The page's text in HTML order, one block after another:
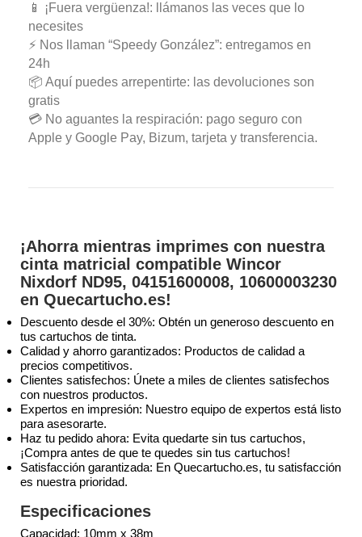
📱 ¡Fuera vergüenza!: llámanos las veces que lo
necesites
⚡ Nos llaman “Speedy González”: entregamos en
24h
📦 Aquí puedes arrepentirte: las devoluciones son
gratis
💳 No aguantes la respiración: pago seguro con
Apple y Google Pay, Bizum, tarjeta y transferencia.
¡Ahorra mientras imprimes con nuestra
cinta matricial compatible Wincor
Nixdorf ND95, 04151600008, 10600003230
en Quecartucho.es!
Descuento desde el 30%: Obtén un generoso descuento en
tus cartuchos de tinta.
Calidad y ahorro garantizados: Productos de calidad a
precios competitivos.
Clientes satisfechos: Únete a miles de clientes satisfechos
con nuestros productos.
Expertos en impresión: Nuestro equipo de expertos está listo
para asesorarte.
Haz tu pedido ahora: Evita quedarte sin tus cartuchos,
¡Compra antes de que te quedes sin tus cartuchos!
Satisfacción garantizada: En Quecartucho.es, tu satisfacción
es nuestra prioridad.
Especificaciones
Capacidad: 10mm x 38m